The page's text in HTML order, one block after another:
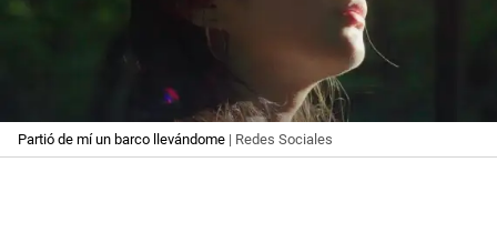
Partió de mí un barco llevándome | Redes Sociales